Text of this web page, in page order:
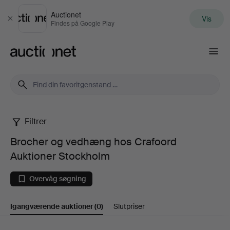
Luk
Auctionet
Findes på Google Play Vis
Brocher
og
vedhæng
hos
Filtrer
Brocher og vedhæng hos Crafoord
Auktioner Stockholm
Overvåg søgning
Igangværende auktioner(0) Slutpriser